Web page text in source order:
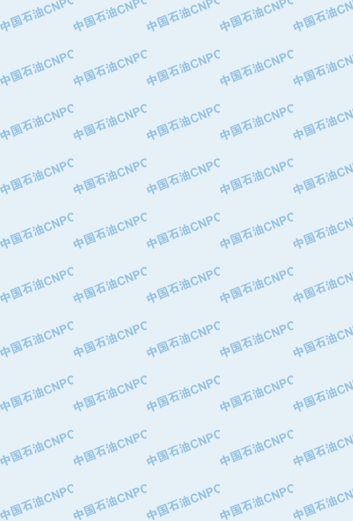
·中国石化镇海炼油化工股份有限公司
·重庆川东阀门制造有限公司
·三明高中压阀门有限公司
·宁波永泰塑料机械有限公司宁波高压
·上海人民企业集团有限公司
·西安巨力石油技术有限责任公司
·青岛汉缆股份有限公司
·厦门市榕兴新世纪石油设备制造有限
·大港油田集团中成机械制造有限公司
·承德司达石油装备开发公司
·四川明星电缆有限公司
·中国石油大庆石油化工总厂
·中国石油化工股份有限公司催化剂长
·北京长空工业有限公司
·北京中旭阳光石油天然气科技有限公
·托肯恒山科技（广州）有限公司
·北京德泰联华科技发展有限公司
·美钻石油钻采系统（上海）有限公司
·陕西爱瑞德控制工程有限公司
·成都皖东仪表电缆成套系统有限公司
·成都中寰机电设备有限公司
·河北保定天威集团特变电气有限公司